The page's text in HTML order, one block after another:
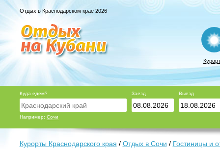
Отдых в Краснодарском крае 2026
Куда едем?
Например: Сочи
Заезд Выезд
Курорты Краснодарского края / Отдых в Сочи / Гостиницы и